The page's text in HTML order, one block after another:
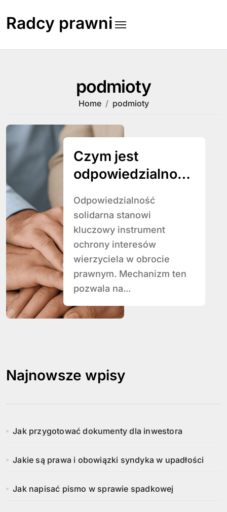
content
Radcy prawni
podmioty
Home podmioty
Czym jest
odpowiedzialność
Odpowiedzialność
solidarna stanowi
kluczowy instrument
ochrony interesów
wierzyciela w obrocie
prawnym. Mechanizm ten
pozwala na...
Najnowsze wpisy
Jak przygotować dokumenty dla inwestora
Jakie są prawa i obowiązki syndyka w upadłości
Jak napisać pismo w sprawie spadkowej